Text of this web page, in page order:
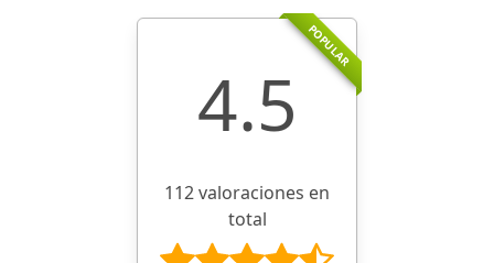
POPULAR
4.5
112 valoraciones en
total